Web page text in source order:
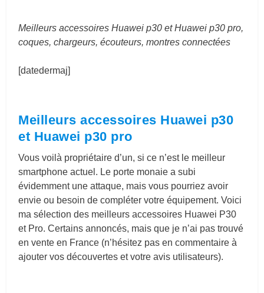
Meilleurs accessoires Huawei p30 et Huawei p30 pro,
coques, chargeurs, écouteurs, montres connectées
[datedermaj]
Meilleurs accessoires Huawei p30
et Huawei p30 pro
Vous voilà propriétaire d’un, si ce n’est le meilleur
smartphone actuel. Le porte monaie a subi
évidemment une attaque, mais vous pourriez avoir
envie ou besoin de compléter votre équipement. Voici
ma sélection des meilleurs accessoires Huawei P30
et Pro. Certains annoncés, mais que je n’ai pas trouvé
en vente en France (n’hésitez pas en commentaire à
ajouter vos découvertes et votre avis utilisateurs).